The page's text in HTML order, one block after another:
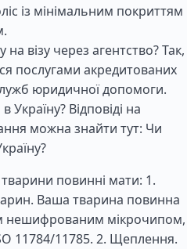
із мінімальним покриттям
візу через агентство? Так,
послугами акредитованих
юридичної допомоги.
Україну? Відповіді на
можна знайти тут: Чи
повинні мати: 1.
Ваша тварина повинна
нешифрованим мікрочипом,
11784/11785. 2. Щеплення.